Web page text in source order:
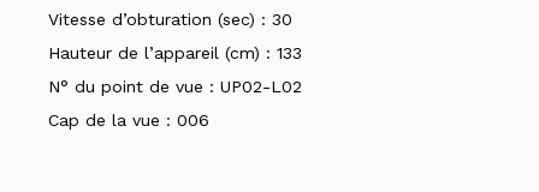
Vitesse d’obturation (sec) : 30
Hauteur de l’appareil (cm) : 133
N° du point de vue : UP02-L02
Cap de la vue : 006